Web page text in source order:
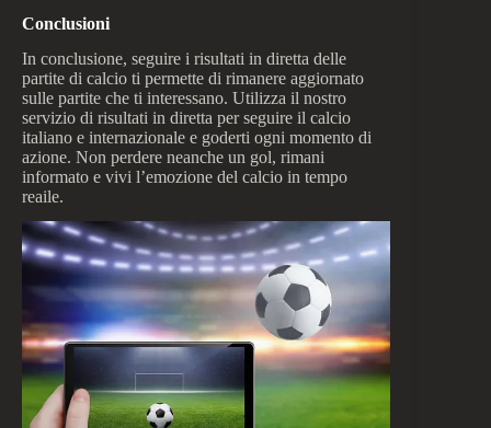
Conclusioni
In conclusione, seguire i risultati in diretta delle
partite di calcio ti permette di rimanere aggiornato
sulle partite che ti interessano. Utilizza il nostro
servizio di risultati in diretta per seguire il calcio
italiano e internazionale e goderti ogni momento di
azione. Non perdere neanche un gol, rimani
informato e vivi l’emozione del calcio in tempo
reaile.